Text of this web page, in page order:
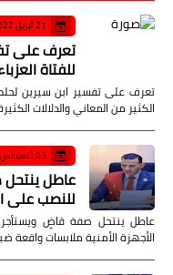
21 أبريل 2022
تعرف على
للفتاة
تعرف على تفسير ابن سيرين لحلم
الكثير من المعاني والدلالات
03 أغسطس 2026
عاطل
للنصب على
عاطل ينتحل صفة قاضٍ
الأجهزة الأمنية ملابسات